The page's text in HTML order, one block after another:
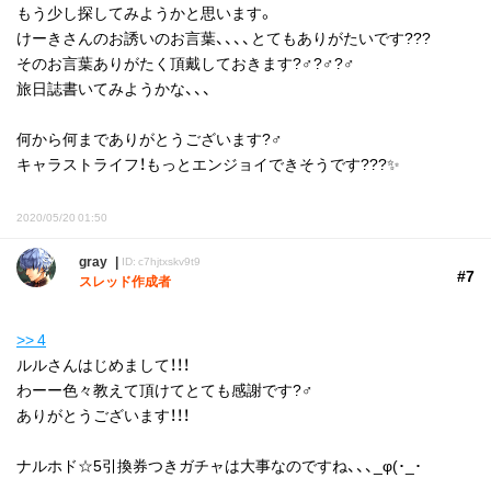
もう少し探してみようかと思います。
けーきさんのお誘いのお言葉、、、、とてもありがたいです???
そのお言葉ありがたく頂戴しておきます?‍♂️?‍♂️?‍♂️
旅日誌書いてみようかな、、、
何から何までありがとうございます?‍♂️
キャラストライフ！もっとエンジョイできそうです???✨
2020/05/20 01:50
gray ID: c7hjtxskv9t9
スレッド作成者 #7
>> 4
ルルさんはじめまして！！！
わーー色々教えて頂けてとても感謝です?‍♂️
ありがとうございます！！！
ナルホド☆5引換券つきガチャは大事なのですね、、、_φ(･_･